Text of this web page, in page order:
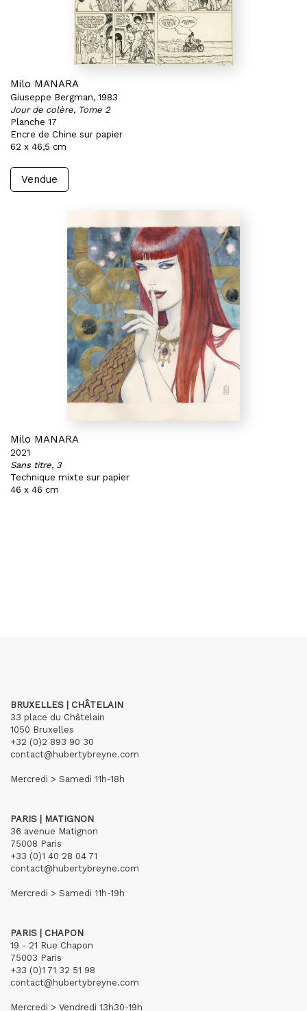
Milo MANARA
Giuseppe Bergman, 1983
Jour de colère, Tome 2
Planche 17
Encre de Chine sur papier
62 x 46,5 cm
Vendue
Milo MANARA
2021
Sans titre, 3
Technique mixte sur papier
46 x 46 cm
BRUXELLES | CHÂTELAIN
33 place du Châtelain
1050 Bruxelles
+32 (0)2 893 90 30
contact@hubertybreyne.com
Mercredi > Samedi 11h-18h
PARIS | MATIGNON
36 avenue Matignon
75008 Paris
+33 (0)1 40 28 04 71
contact@hubertybreyne.com
Mercredi > Samedi 11h-19h
PARIS | CHAPON
19 - 21 Rue Chapon
75003 Paris
+33 (0)1 71 32 51 98
contact@hubertybreyne.com
Mercredi > Vendredi 13h30-19h